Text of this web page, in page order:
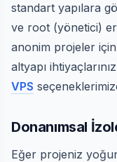
standart yapılara
ve root (yönetici)
anonim projeler
altyapı
VPS
Donanımsal
Eğer projeniz